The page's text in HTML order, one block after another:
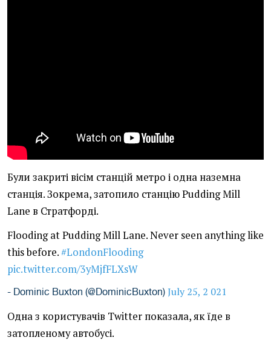
Були закриті вісім станцій метро і одна наземна
станція. Зокрема, затопило станцію Pudding Mill
Lane в Стратфорді.
Flooding at Pudding Mill Lane. Never seen anything like
this before.#LondonFlooding
pic.twitter.com/3yMjfFLXsW
- Dominic Buxton (@DominicBuxton) July 25, 2 021
Одна з користувачів Twitter показала, як їде в
затопленому автобусі.